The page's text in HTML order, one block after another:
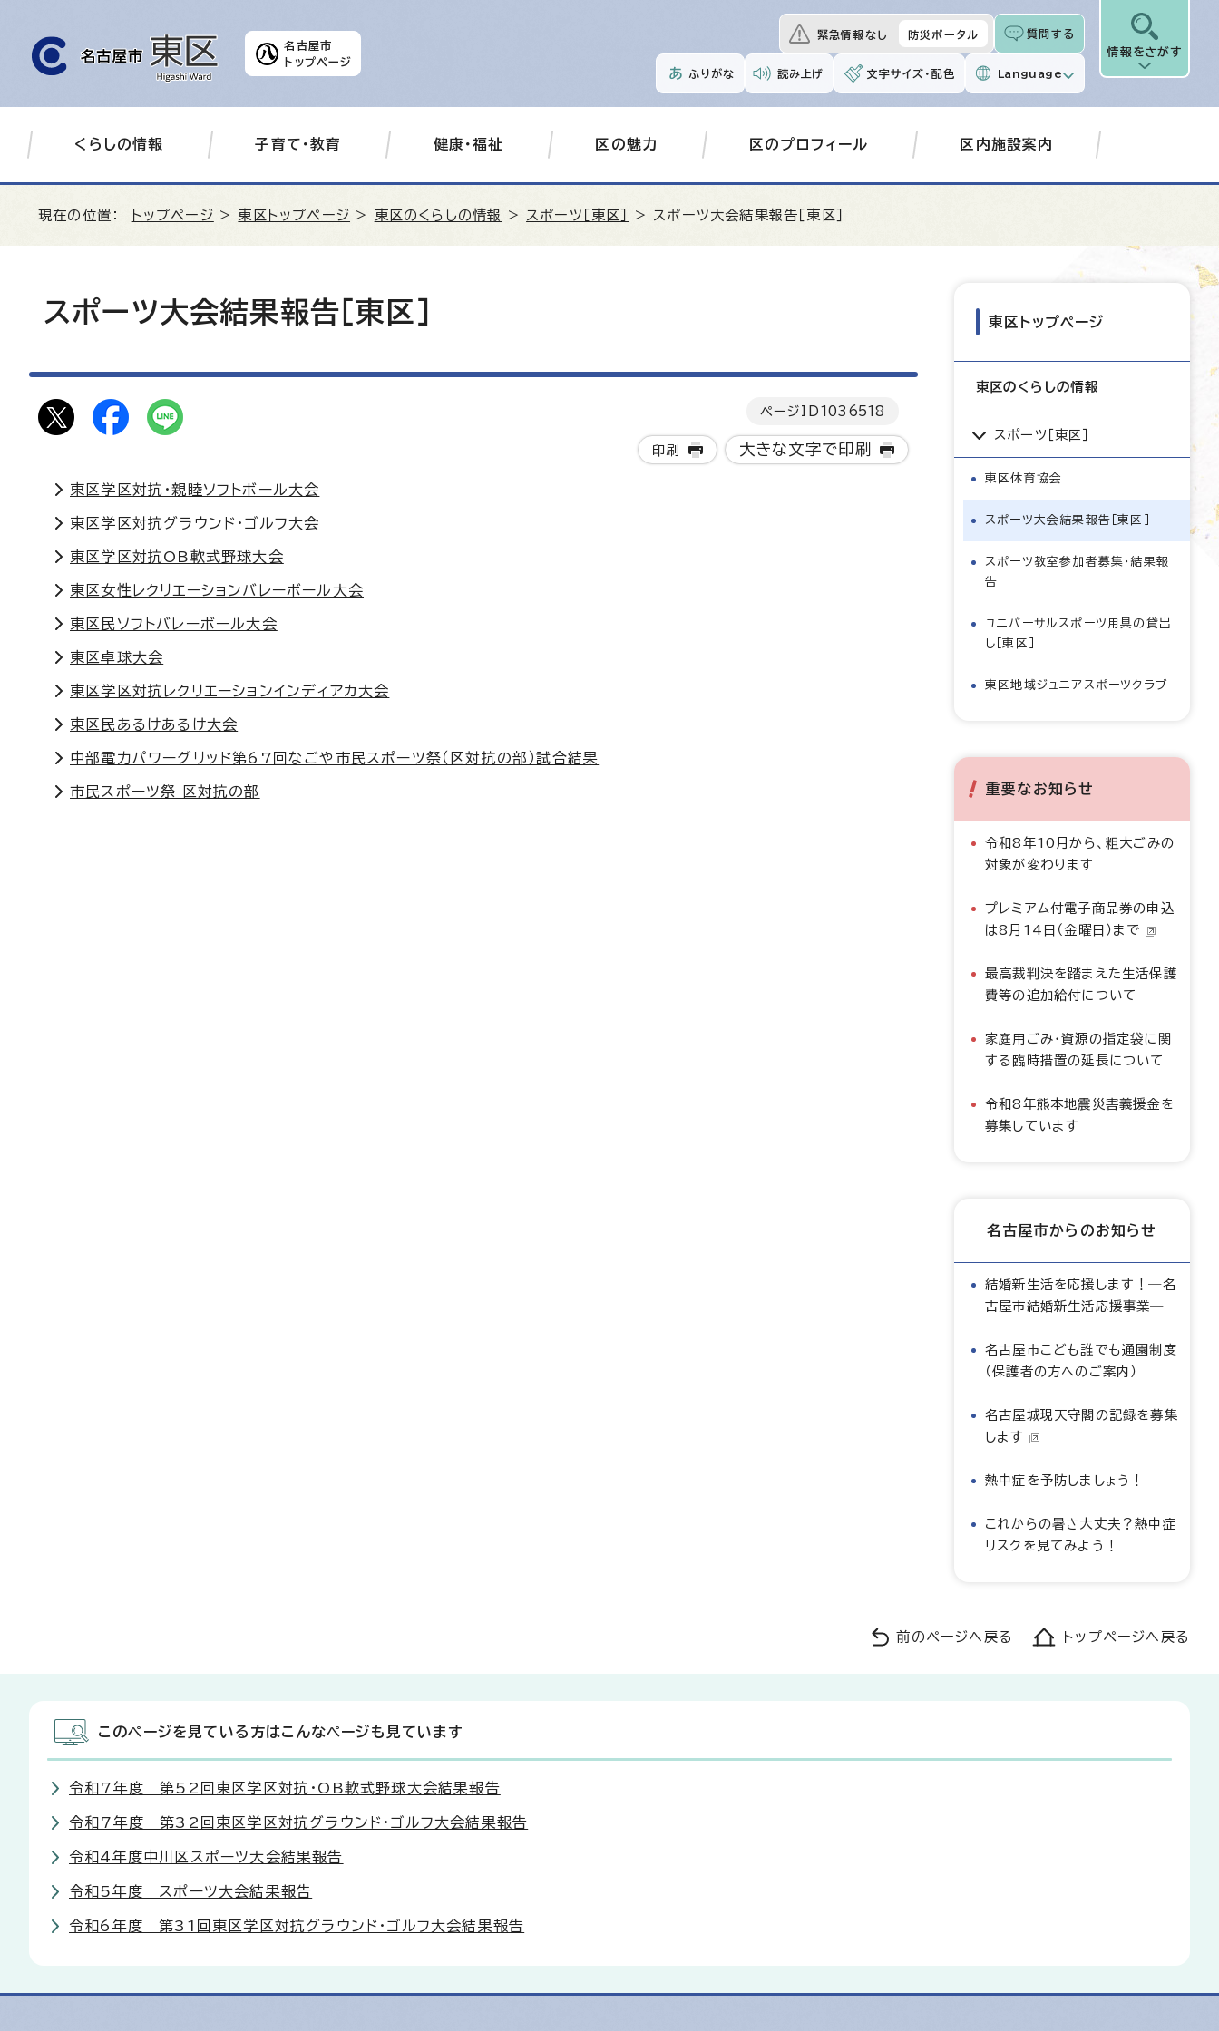
名古屋市
トップページ
緊急情報なし 防災ポータル 質問する
ふりがな 読み上げ 文字サイズ・配色 Language
情報をさがす
くらしの情報 子育て・教育 健康・福祉 区の魅力 区のプロフィール 区内施設案内
現在の位置： トップページ > 東区トップページ > 東区のくらしの情報 > スポーツ［東区］ > スポーツ大会結果報告［東区］
スポーツ大会結果報告［東区］
ページID 1036518
印刷 大きな文字で印刷
東区学区対抗・親睦ソフトボール大会
東区学区対抗グラウンド・ゴルフ大会
東区学区対抗OB軟式野球大会
東区女性レクリエーションバレーボール大会
東区民ソフトバレーボール大会
東区卓球大会
東区学区対抗レクリエーションインディアカ大会
東区民あるけあるけ大会
中部電力パワーグリッド第67回なごや市民スポーツ祭（区対抗の部）試合結果
市民スポーツ祭 区対抗の部
東区トップページ
東区のくらしの情報
スポーツ［東区］
東区体育協会
スポーツ大会結果報告［東区］
スポーツ教室参加者募集・結果報
告
ユニバーサルスポーツ用具の貸出
し［東区］
東区地域ジュニアスポーツクラブ
重要なお知らせ
令和8年10月から、粗大ごみの
対象が変わります
プレミアム付電子商品券の申込
は8月14日（金曜日）まで
最高裁判決を踏まえた生活保護
費等の追加給付について
家庭用ごみ・資源の指定袋に関
する臨時措置の延長について
令和8年熊本地震災害義援金を
募集しています
名古屋市からのお知らせ
結婚新生活を応援します！―名
古屋市結婚新生活応援事業―
名古屋市こども誰でも通園制度
（保護者の方へのご案内）
名古屋城現天守閣の記録を募集
します
熱中症を予防しましょう！
これからの暑さ大丈夫？熱中症
リスクを見てみよう！
前のページへ戻る トップページへ戻る
このページを見ている方はこんなページも見ています
令和7年度 第52回東区学区対抗・OB軟式野球大会結果報告
令和7年度 第32回東区学区対抗グラウンド・ゴルフ大会結果報告
令和4年度中川区スポーツ大会結果報告
令和5年度 スポーツ大会結果報告
令和6年度 第31回東区学区対抗グラウンド・ゴルフ大会結果報告